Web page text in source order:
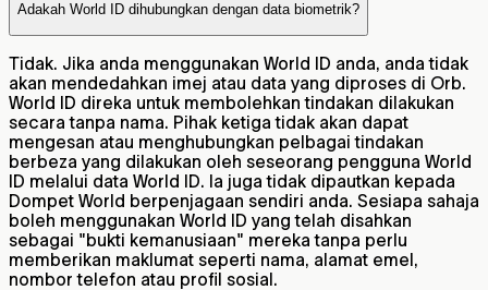
Adakah World ID dihubungkan dengan data biometrik?
Tidak. Jika anda menggunakan World ID anda, anda tidak
akan mendedahkan imej atau data yang diproses di Orb.
World ID direka untuk membolehkan tindakan dilakukan
secara tanpa nama. Pihak ketiga tidak akan dapat
mengesan atau menghubungkan pelbagai tindakan
berbeza yang dilakukan oleh seseorang pengguna World
ID melalui data World ID. Ia juga tidak dipautkan kepada
Dompet World berpenjagaan sendiri anda. Sesiapa sahaja
boleh menggunakan World ID yang telah disahkan
sebagai "bukti kemanusiaan" mereka tanpa perlu
memberikan maklumat seperti nama, alamat emel,
nombor telefon atau profil sosial.